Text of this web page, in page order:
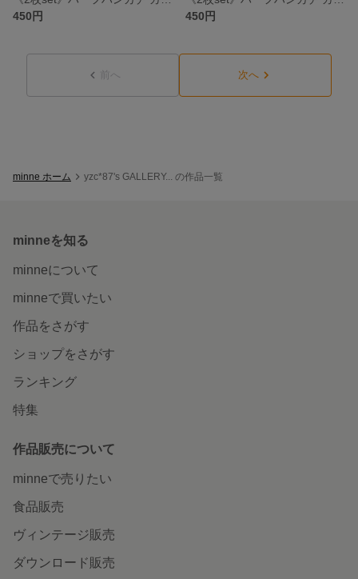
450円
450円
前へ 次へ
minne ホーム yzc*87's GALLERY... の作品一覧
minneを知る
minneについて
minneで買いたい
作品をさがす
ショップをさがす
ランキング
特集
作品販売について
minneで売りたい
食品販売
ヴィンテージ販売
ダウンロード販売